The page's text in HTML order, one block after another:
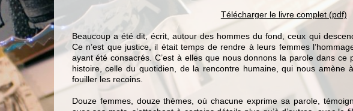
Télécharger le livre complet (pdf)
Beaucoup a été dit, écrit, autour des hommes du fond, ceux qui
Ce n’est que justice, il était temps de rendre à leurs femmes
ayant été consacrés. C’est à elles que nous donnons la parole dans ce
histoire, celle du quotidien, de la rencontre humaine, qui nous amène
fouiller les recoins.
Douze femmes, douze thèmes, où chacune exprime sa parole,